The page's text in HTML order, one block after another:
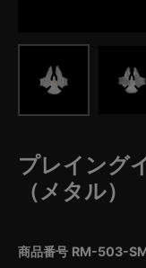
プレイング
（メタル）
商品番号 RM-503-